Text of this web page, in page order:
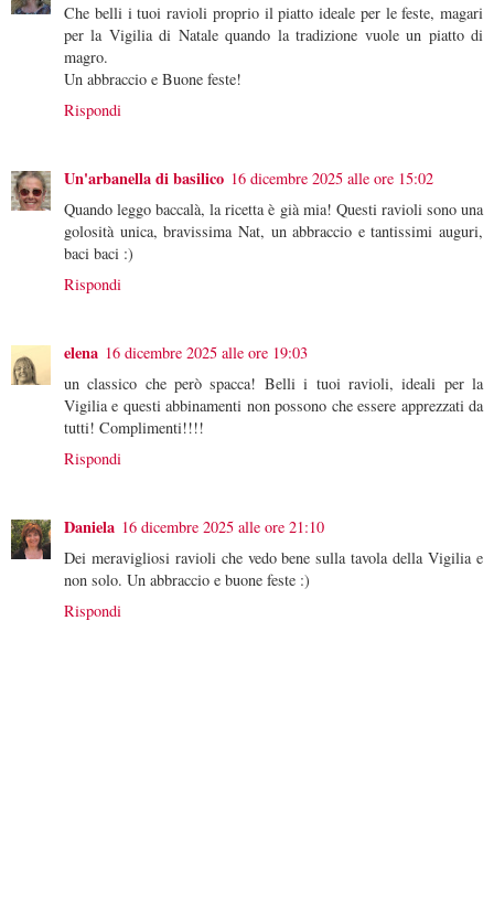
Che belli i tuoi ravioli proprio il piatto ideale per le feste, magari
per la Vigilia di Natale quando la tradizione vuole un piatto di
magro.
Un abbraccio e Buone feste!
Rispondi
Un'arbanella di basilico 16 dicembre 2025 alle ore 15:02
Quando leggo baccalà, la ricetta è già mia! Questi ravioli sono una
golosità unica, bravissima Nat, un abbraccio e tantissimi auguri,
baci baci :)
Rispondi
elena 16 dicembre 2025 alle ore 19:03
un classico che però spacca! Belli i tuoi ravioli, ideali per la
Vigilia e questi abbinamenti non possono che essere apprezzati da
tutti! Complimenti!!!!
Rispondi
Daniela 16 dicembre 2025 alle ore 21:10
Dei meravigliosi ravioli che vedo bene sulla tavola della Vigilia e
non solo. Un abbraccio e buone feste :)
Rispondi